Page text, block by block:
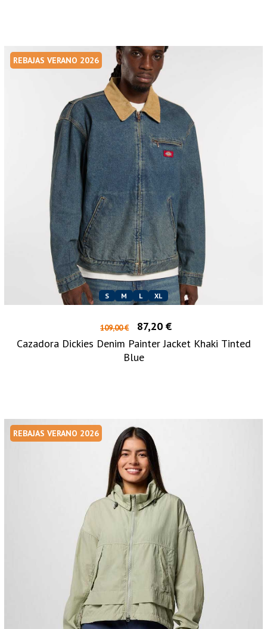
REBAJAS VERANO 2026
S M L XL
109,00 €
87,20 €
Cazadora Dickies Denim Painter Jacket Khaki Tinted
Blue
REBAJAS VERANO 2026